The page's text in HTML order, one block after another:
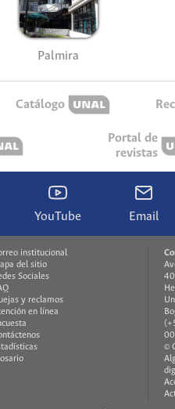
Palmira
Catálogo
Portal de
revistas
YouTube Email
institucional
del sitio
Sociales
y reclamos
en línea
©